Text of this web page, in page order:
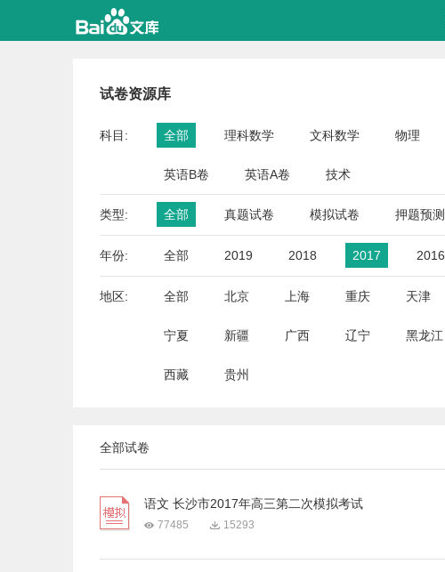
试卷资源库
科目: 全部 理科数学 文科数学 物理
英语B卷 英语A卷 技术
类型: 全部 真题试卷 模拟试卷 押题预测
年份: 全部 2019 2018 2017 2016
地区: 全部 北京 上海 重庆 天津
宁夏 新疆 广西 辽宁 黑龙江
西藏 贵州
全部试卷
语文 长沙市2017年高三第二次模拟考试
77485 15293